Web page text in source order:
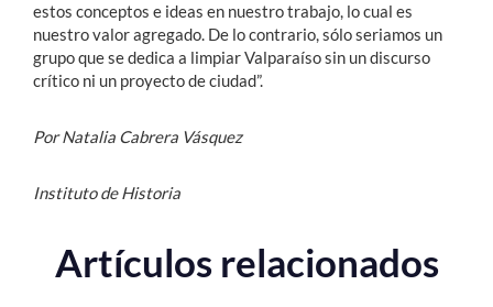
estos conceptos e ideas en nuestro trabajo, lo cual es
nuestro valor agregado. De lo contrario, sólo seriamos un
grupo que se dedica a limpiar Valparaíso sin un discurso
crítico ni un proyecto de ciudad”.
Por Natalia Cabrera Vásquez
Instituto de Historia
Artículos relacionados